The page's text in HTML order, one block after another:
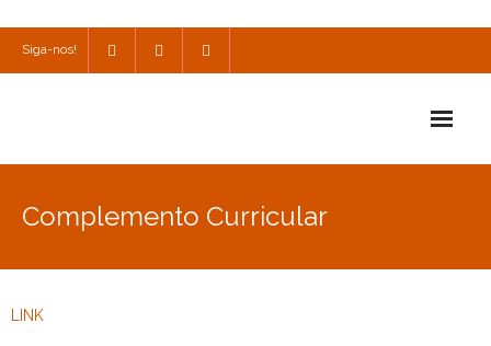
Siga-nos!
Escola
Complemento Curricular
LINK